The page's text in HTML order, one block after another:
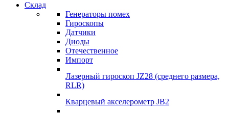
Склад
Генераторы помех
Гироскопы
Датчики
Диоды
Отечественное
Импорт
Лазерный гироскоп JZ28 (среднего размера,
RLR)
Кварцевый акселерометр JB2